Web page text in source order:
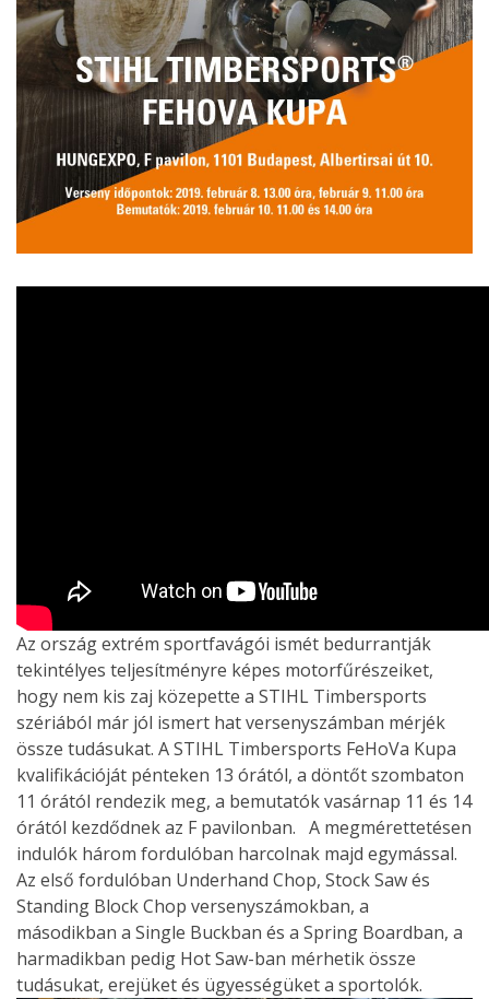
Az ország extrém sportfavágói ismét bedurrantják
tekintélyes teljesítményre képes motorfűrészeiket,
hogy nem kis zaj közepette a STIHL Timbersports
szériából már jól ismert hat versenyszámban mérjék
össze tudásukat. A STIHL Timbersports FeHoVa Kupa
kvalifikációját pénteken 13 órától, a döntőt szombaton
11 órától rendezik meg, a bemutatók vasárnap 11 és 14
órától kezdődnek az F pavilonban. A megmérettetésen
indulók három fordulóban harcolnak majd egymással.
Az első fordulóban Underhand Chop, Stock Saw és
Standing Block Chop versenyszámokban, a
másodikban a Single Buckban és a Spring Boardban, a
harmadikban pedig Hot Saw-ban mérhetik össze
tudásukat, erejüket és ügyességüket a sportolók.